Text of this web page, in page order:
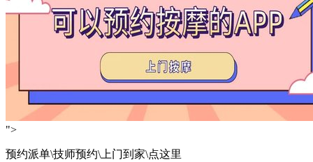
">
预约派单\技师预约\上门到家\点这里